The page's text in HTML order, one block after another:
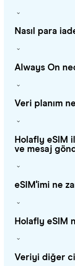
Nasıl para
Always On
Veri planım
Holafly eSIM
ve mesaj
eSIM'imi ne
Holafly eSIM
Veriyi diğer